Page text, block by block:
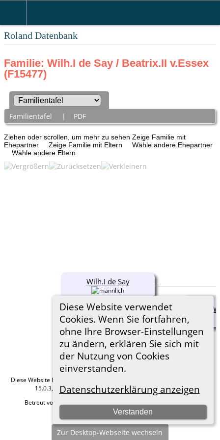
Roland Datenbank
Diese Website verwendet
Cookies. Wenn Sie fortfahren,
ohne Ihre Browser-Einstellungen
zu ändern, erklären Sie sich mit
der Nutzung von Cookies
einverstanden.
Datenschutzerklärung anzeigen
Verstanden
Familie: Wilh.I de Say / Beatrix.II v.Essex
(F15477)
Familientafel | PDF
Ziehen oder scrollen, um mehr zu sehen Zeige Familie mit
Ehepartner
Zeige Familie mit Eltern
Wähle andere Ehepartner
Wähle andere Eltern
Wilh.I de Say
Diese Website läuft mit
15.0.3, programmiert von Darrin Lythgoe © 2001-2026.
Betreut von
Hier geht es zum Impressum
Zur Desktop-Webseite wechseln